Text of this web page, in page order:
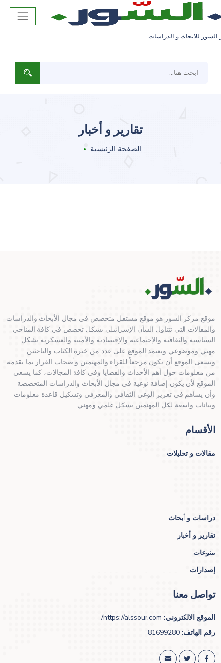
السور للابحاث و الدراسات
تقارير و أخبار
الصفحة الرئيسية
موقع مركز السور هو موقع مستقل متخصص في مجال الأبحاث والدراسات
والمقالات التي تتناول الشأن الإسرائيلي بشكل تخصص في كافة المناحي
السياسية والثقافية والإجتماعية والإقتصادية والأمنية والعسكرية بشكل
مهني وموضوعي ويعتمد الموقع على عدد من خيرة الكتاب والباحثين
ويسعى الموقع أن يكون مرجعاً للقراء والمهتمين وأصحاب القرار بما يقدمه
من معلومات حول أهم الأحداث والقضايا وفي كافة المجالات، كما يسعى
الموقع لأن يكون إضافة نوعية في مجال الأبحاث والدراسات المتخصصة
وأن يساهم في تعزيز الوعي الثقافي والمعرفي وتشكيل قاعدة معلومات
وبيانات واسعة لكل المهتمين بشكل علمي ومهني.
الأقسام
مقالات و تحليلات
دراسات و أبحاث
تقارير و أخبار
منوعات
إصدارات
تواصل معنا
الموقع الالكتروني: https://alssour.com/
رقم الهاتف: 81699280